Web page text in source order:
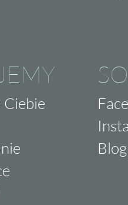
Ciebie
Blog